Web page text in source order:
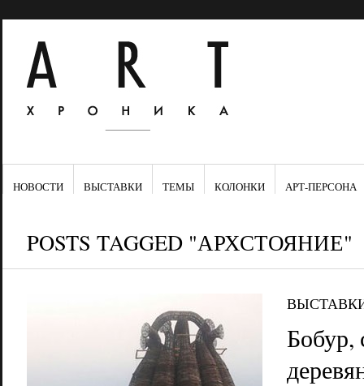
НОВОСТИ ВЫСТАВКИ ТЕМЫ КОЛОНКИ АРТ-ПЕРСОНА
POSTS TAGGED "АРХСТОЯНИЕ"
Бобур,